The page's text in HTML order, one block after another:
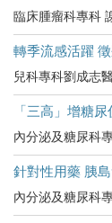
臨床腫瘤科專科
轉季流感活躍
兒科專科劉成志
「三高」增糖
內分泌及糖尿科
針對性用藥 胰
內分泌及糖尿科